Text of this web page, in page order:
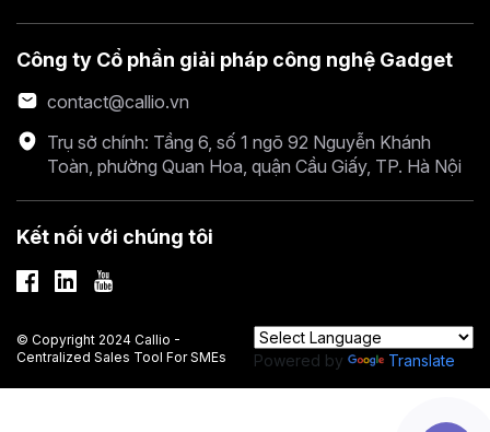
Công ty Cổ phần giải pháp công nghệ Gadget
contact@callio.vn
Trụ sở chính: Tầng 6, số 1 ngõ 92 Nguyễn Khánh
Toàn, phường Quan Hoa, quận Cầu Giấy, TP. Hà Nội
Kết nối với chúng tôi
© Copyright 2024 Callio -
Centralized Sales Tool For SMEs
Powered by Translate